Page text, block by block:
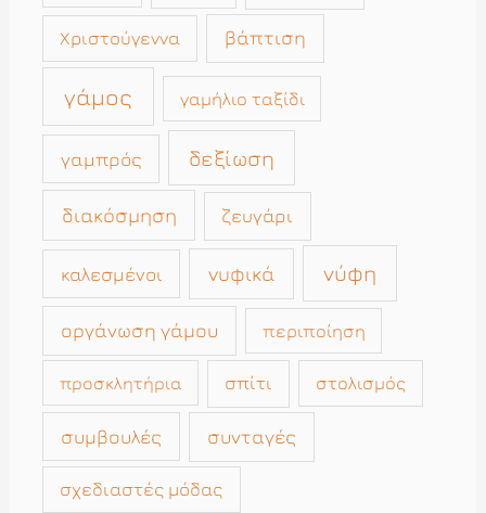
Χριστούγεννα βάπτιση
γάμος γαμήλιο ταξίδι
γαμπρός δεξίωση
διακόσμηση ζευγάρι
καλεσμένοι νυφικά νύφη
οργάνωση γάμου περιποίηση
προσκλητήρια σπίτι στολισμός
συμβουλές συνταγές
σχεδιαστές μόδας